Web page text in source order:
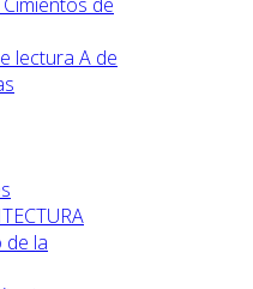
lectura A de
de la